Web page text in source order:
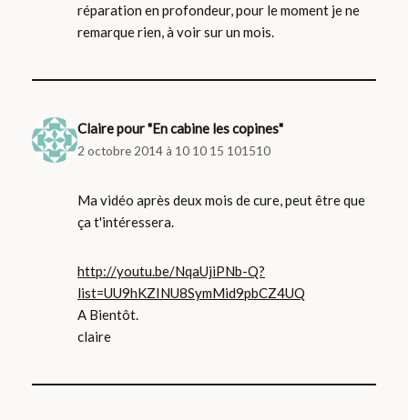
réparation en profondeur, pour le moment je ne
remarque rien, à voir sur un mois.
Claire pour "En cabine les copines"
2 octobre 2014 à 10 10 15 101510
Ma vidéo après deux mois de cure, peut être que
ça t'intéressera.
http://youtu.be/NqaUjiPNb-Q?
list=UU9hKZINU8SymMid9pbCZ4UQ
A Bientôt.
claire